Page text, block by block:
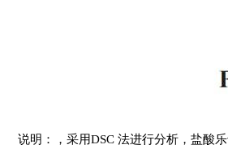
说明：，采用DSC 法进行分析，盐酸